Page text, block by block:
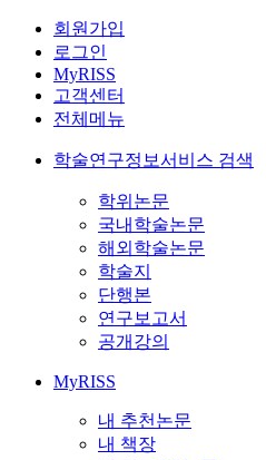
회원가입
로그인
MyRISS
고객센터
전체메뉴
학술연구정보서비스 검색
학위논문
국내학술논문
해외학술논문
학술지
단행본
연구보고서
공개강의
MyRISS
내 추천논문
내 책장